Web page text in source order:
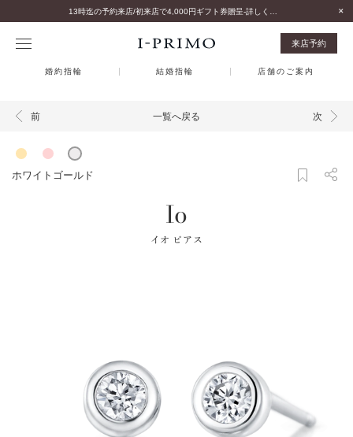
来店予約
婚約指輪 結婚指輪 店舗のご案内
前 一覧へ戻る 次
ホワイトゴールド
Io
イオ ピアス